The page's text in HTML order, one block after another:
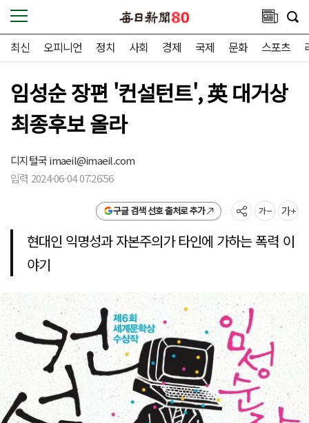
최신 오피니언 정치 사회 경제 국제 문화 스포츠
임성순 장편 '컨설턴트', 英 대거상
최종후보 올라
디지털국imaeil@imaeil.com
입력 2024-06-04 07:26:56
구글 검색 선호 출처로 추가
현대인 익명성과 자본주의가 타인에 가하는 폭력 이
야기